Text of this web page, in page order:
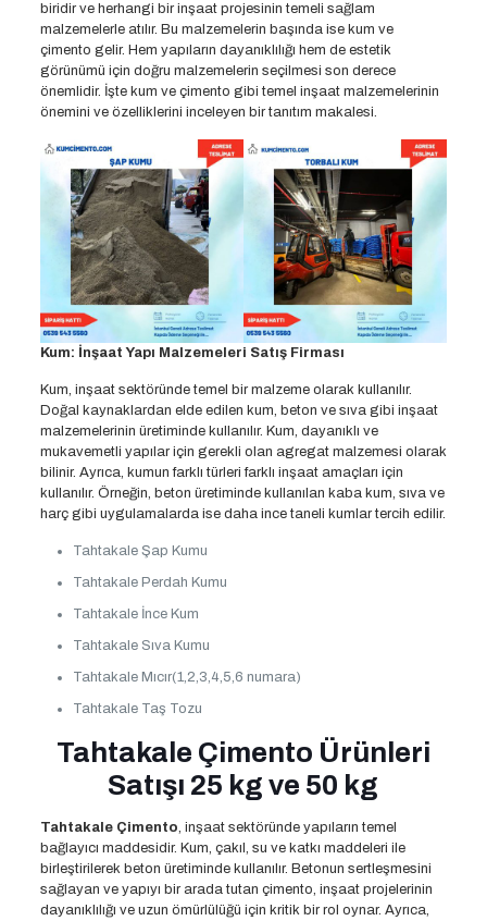
biridir ve herhangi bir inşaat projesinin temeli sağlam
malzemelerle atılır. Bu malzemelerin başında ise kum ve
çimento gelir. Hem yapıların dayanıklılığı hem de estetik
görünümü için doğru malzemelerin seçilmesi son derece
önemlidir. İşte kum ve çimento gibi temel inşaat malzemelerinin
önemini ve özelliklerini inceleyen bir tanıtım makalesi.
Kum: İnşaat Yapı Malzemeleri Satış Firması
Kum, inşaat sektöründe temel bir malzeme olarak kullanılır.
Doğal kaynaklardan elde edilen kum, beton ve sıva gibi inşaat
malzemelerinin üretiminde kullanılır. Kum, dayanıklı ve
mukavemetli yapılar için gerekli olan agregat malzemesi olarak
bilinir. Ayrıca, kumun farklı türleri farklı inşaat amaçları için
kullanılır. Örneğin, beton üretiminde kullanılan kaba kum, sıva ve
harç gibi uygulamalarda ise daha ince taneli kumlar tercih edilir.
Tahtakale Şap Kumu
Tahtakale Perdah Kumu
Tahtakale İnce Kum
Tahtakale Sıva Kumu
Tahtakale Mıcır(1,2,3,4,5,6 numara)
Tahtakale Taş Tozu
Tahtakale Çimento Ürünleri
Satışı 25 kg ve 50 kg
Tahtakale Çimento, inşaat sektöründe yapıların temel
bağlayıcı maddesidir. Kum, çakıl, su ve katkı maddeleri ile
birleştirilerek beton üretiminde kullanılır. Betonun sertleşmesini
sağlayan ve yapıyı bir arada tutan çimento, inşaat projelerinin
dayanıklılığı ve uzun ömürlülüğü için kritik bir rol oynar. Ayrıca,